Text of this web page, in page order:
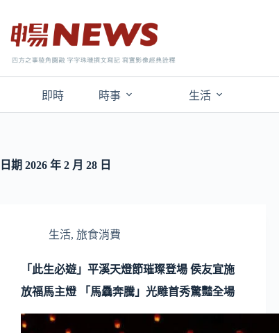
即時 時事 生活
日期 2026 年 2 月 28 日
生活, 旅食消費
「此生必遊」平溪天燈節璀璨登場 侯友宜施
放福馬主燈 「馬驫奔騰」光雕首秀驚豔全場